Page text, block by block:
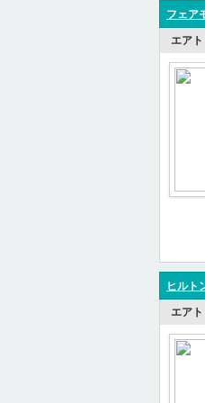
フェア
エア
ヒルト
エア